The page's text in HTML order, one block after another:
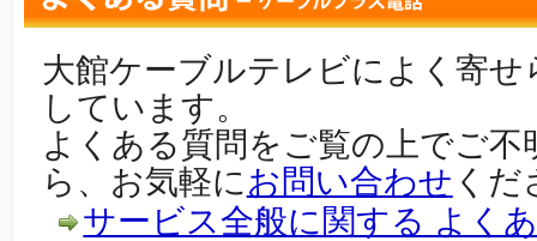
大館ケーブルテレビによく寄
しています。
よくある質問をご覧の上でご
ら、お気軽にお問い合わせ くだ
サービス全般に関する よく